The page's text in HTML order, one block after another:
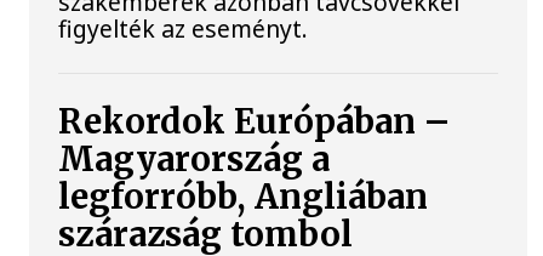
figyelték az eseményt.
Rekordok Európában –
Magyarország a
legforróbb, Angliában
szárazság tombol